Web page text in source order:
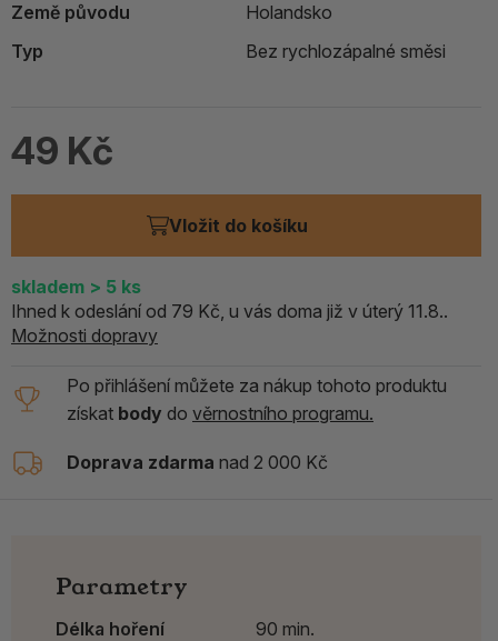
Země původu
Holandsko
Typ
Bez rychlozápalné směsi
49 Kč
Vložit do košíku
skladem > 5 ks
Ihned k odeslání od 79 Kč, u vás doma již v úterý 11.8..
Možnosti dopravy
Po přihlášení můžete za nákup tohoto produktu
získat body do věrnostního programu.
Doprava zdarma nad 2 000 Kč
Parametry
Délka hoření
90 min.